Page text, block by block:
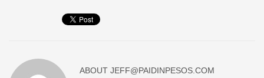
ABOUT JEFF@PAIDINPESOS.COM